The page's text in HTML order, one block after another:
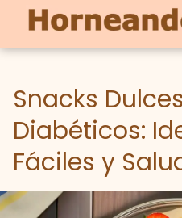
Snacks
Diabéticos:
Fáciles y